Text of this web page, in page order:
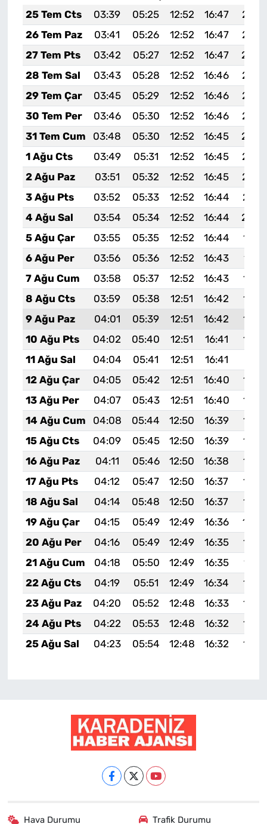
25 Tem Cts
03:39 05:25 12:52 16:47
26 Tem Paz
03:41 05:26 12:52 16:47
27 Tem Pts
03:42 05:27 12:52 16:47
28 Tem Sal
03:43 05:28 12:52 16:46
29 Tem Çar
03:45 05:29 12:52 16:46
30 Tem Per
03:46 05:30 12:52 16:46
31 Tem Cum
03:48 05:30 12:52 16:45
1 Ağu Cts
03:49 05:31 12:52 16:45
2 Ağu Paz
03:51 05:32 12:52 16:45
3 Ağu Pts
03:52 05:33 12:52 16:44
4 Ağu Sal
03:54 05:34 12:52 16:44
5 Ağu Çar
03:55 05:35 12:52 16:44
6 Ağu Per
03:56 05:36 12:52 16:43
19:57
7 Ağu Cum
03:58 05:37 12:52 16:43
8 Ağu Cts
03:59 05:38 12:51 16:42
9 Ağu Paz
04:01 05:39 12:51 16:42
10 Ağu Pts
04:02 05:40 12:51 16:41
11 Ağu Sal
04:04 05:41 12:51 16:41
12 Ağu Çar
04:05 05:42 12:51 16:40
13 Ağu Per
04:07 05:43 12:51 16:40
14 Ağu Cum
04:08 05:44 12:50 16:39
15 Ağu Cts
04:09 05:45 12:50 16:39
16 Ağu Paz
04:11 05:46 12:50 16:38
17 Ağu Pts
04:12 05:47 12:50 16:37
18 Ağu Sal
04:14 05:48 12:50 16:37
19 Ağu Çar
04:15 05:49 12:49 16:36
20 Ağu Per
04:16 05:49 12:49 16:35
21 Ağu Cum
04:18 05:50 12:49 16:35
19:37
22 Ağu Cts
04:19 05:51 12:49 16:34
23 Ağu Paz
04:20 05:52 12:48 16:33
24 Ağu Pts
04:22 05:53 12:48 16:32
25 Ağu Sal
04:23 05:54 12:48 16:32
Hava Durumu Trafik Durumu